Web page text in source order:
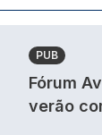
PUB
Fórum
verão